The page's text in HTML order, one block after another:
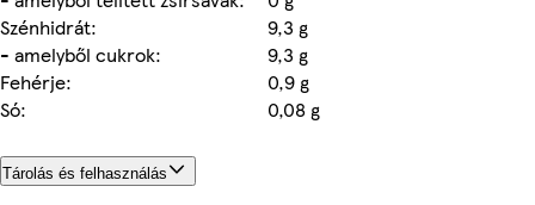
Szénhidrát:
9,3 g
- amelyből cukrok:
9,3 g
Fehérje:
0,9 g
Só:
0,08 g
Tárolás és felhasználás